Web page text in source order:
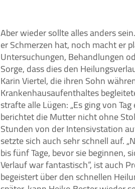
Aber wieder sollte alles anders
er Schmerzen hat, noch macht er
Untersuchungen, Behandlungen
Sorge, dass dies den
Karin Viertel, die ihren Sohn
Krankenhausaufenthaltes
strafte alle Lügen: „Es ging von
berichtet die Mutter nicht ohne
Stunden von der Intensivstation
setzte sich auch sehr schnell auf.
bis fünf Tage, bevor sie beginnen,
Verlauf war fantastisch“, ist auch
begeistert über den schnellen